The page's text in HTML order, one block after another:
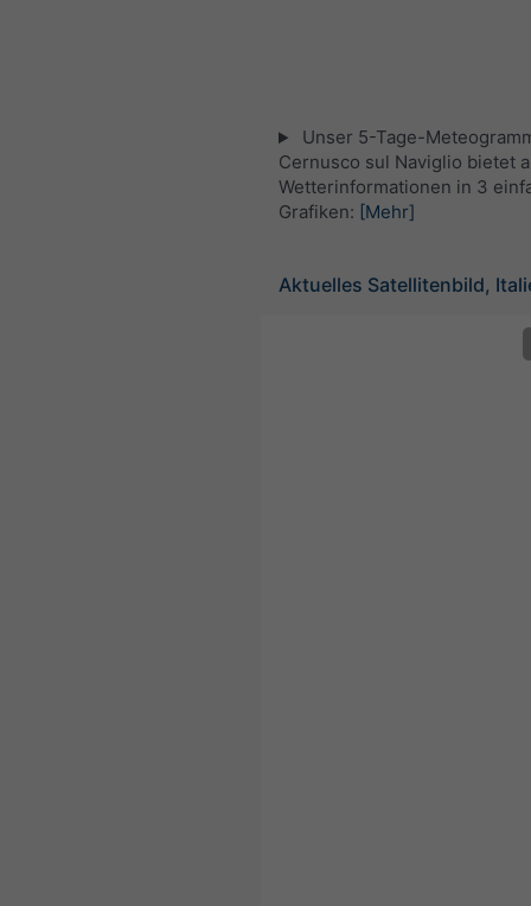
Unser 5-Tage-
Cernusco sul Naviglio bietet
Wetterinformationen in 3
Grafiken: [Mehr]
Aktuelles Satellitenbild,